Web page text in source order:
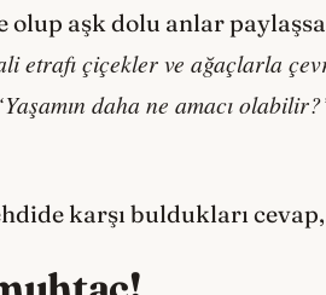
olup aşk dolu anlar
etrafı çiçekler ve ağaçlarla
daha ne amacı
karşı buldukları